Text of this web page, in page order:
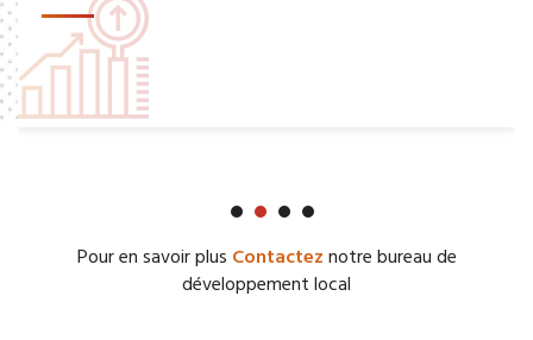
Pour en savoir plus Contacteznotre bureau de
développement local